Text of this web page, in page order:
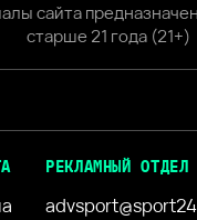
сайта
старше 21 года (21+)
РЕКЛАМНЫЙ ОТДЕЛ